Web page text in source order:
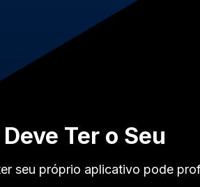
Ter o Seu
seu próprio aplicativo pode